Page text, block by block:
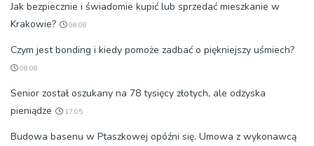
Jak bezpiecznie i świadomie kupić lub sprzedać mieszkanie w
Krakowie?
08:08
Czym jest bonding i kiedy pomoże zadbać o piękniejszy uśmiech?
08:08
Senior został oszukany na 78 tysięcy złotych, ale odzyska
pieniądze
17:05
Budowa basenu w Ptaszkowej opóźni się. Umowa z wykonawcą